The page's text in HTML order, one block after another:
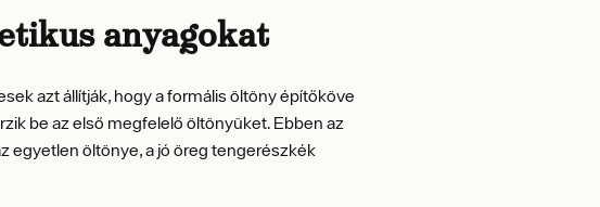
anyagokat
azt állítják, hogy a formális öltöny építőköve
be az első megfelelő öltönyüket. Ebben az
egyetlen öltönye, a jó öreg tengerészkék